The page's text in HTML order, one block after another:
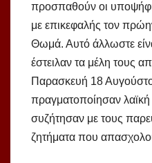
προσπαθούν οι
με επικεφαλής τον
Θωμά. Αυτό άλλωστε
έστειλαν τα μέλη τους
Παρασκευή 18
πραγματοποίησαν λαϊκή
συζήτησαν με τους
ζητήματα που